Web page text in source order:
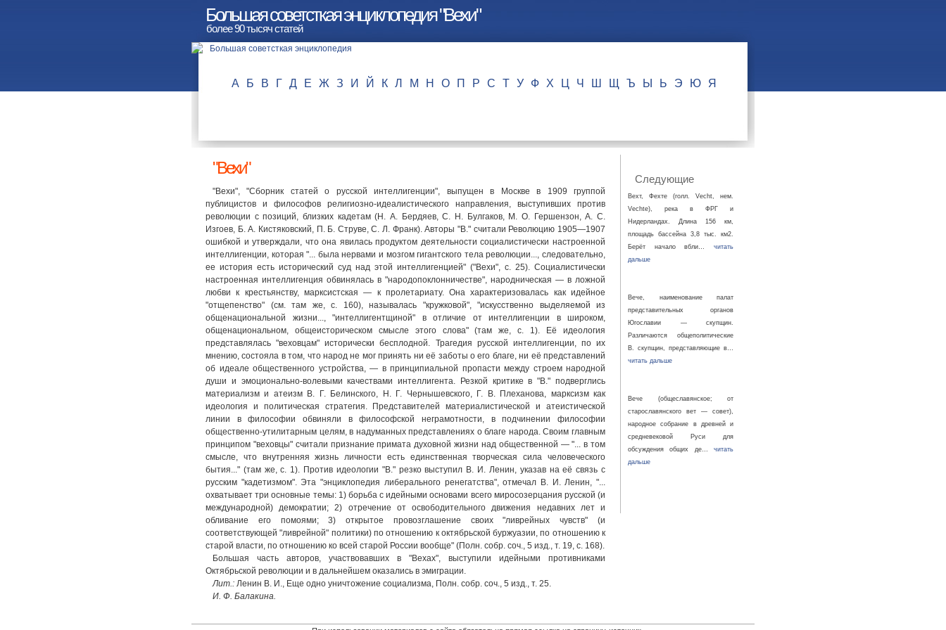
Большая советсткая энциклопедия "Вехи"
более 90 тысяч статей
А Б В Г Д Е Ж З И Й К Л М Н О П Р С Т У Ф Х Ц Ч Ш Щ Ъ Ы Ь Э Ю Я
"Вехи"
"Вехи", "Сборник статей о русской интеллигенции", выпущен в Москве в 1909 группой
публицистов и философов религиозно-идеалистического направления, выступивших против
революции с позиций, близких кадетам (Н. А. Бердяев, С. Н. Булгаков, М. О. Гершензон, А. С.
Изгоев, Б. А. Кистяковский, П. Б. Струве, С. Л. Франк). Авторы "В." считали Революцию 1905—1907
ошибкой и утверждали, что она явилась продуктом деятельности социалистически настроенной
интеллигенции, которая "... была нервами и мозгом гигантского тела революции..., следовательно,
ее история есть исторический суд над этой интеллигенцией" ("Вехи", с. 25). Социалистически
настроенная интеллигенция обвинялась в "народопоклонничестве", народническая — в ложной
любви к крестьянству, марксистская — к пролетариату. Она характеризовалась как идейное
"отщепенство" (см. там же, с. 160), называлась "кружковой", "искусственно выделяемой из
общенациональной жизни..., "интеллигентщиной" в отличие от интеллигенции в широком,
общенациональном, общеисторическом смысле этого слова" (там же, с. 1). Её идеология
представлялась "веховцам" исторически бесплодной. Трагедия русской интеллигенции, по их
мнению, состояла в том, что народ не мог принять ни её заботы о его благе, ни её представлений
об идеале общественного устройства, — в принципиальной пропасти между строем народной
души и эмоционально-волевыми качествами интеллигента. Резкой критике в "В." подверглись
материализм и атеизм В. Г. Белинского, Н. Г. Чернышевского, Г. В. Плеханова, марксизм как
идеология и политическая стратегия. Представителей материалистической и атеистической
линии в философии обвиняли в философской неграмотности, в подчинении философии
общественно-утилитарным целям, в надуманных представлениях о благе народа. Своим главным
принципом "веховцы" считали признание примата духовной жизни над общественной — "... в том
смысле, что внутренняя жизнь личности есть единственная творческая сила человеческого
бытия..." (там же, с. 1). Против идеологии "В." резко выступил В. И. Ленин, указав на её связь с
русским "кадетизмом". Эта "энциклопедия либерального ренегатства", отмечал В. И. Ленин, "...
охватывает три основные темы: 1) борьба с идейными основами всего миросозерцания русской (и
международной) демократии; 2) отречение от освободительного движения недавних лет и
обливание его помоями; 3) открытое провозглашение своих "ливрейных чувств" (и
соответствующей "ливрейной" политики) по отношению к октябрьской буржуазии, по отношению к
старой власти, по отношению ко всей старой России вообще" (Полн. собр. соч., 5 изд., т. 19, с. 168).
Большая часть авторов, участвовавших в "Вехах", выступили идейными противниками
Октябрьской революции и в дальнейшем оказались в эмиграции.
Лит.: Ленин В. И., Еще одно уничтожение социализма, Полн. собр. соч., 5 изд., т. 25.
И. Ф. Балакина.
Следующие
Вехт, Фехте (голл. Vecht, нем.
Vechte), река в ФРГ и
Нидерландах. Длина 156 км,
площадь бассейна 3,8 тыс. км2.
Берёт начало вбли… читать
дальше
Вече, наименование палат
представительных органов
Югославии — скупщин.
Различаются общеполитические
В. скупщин, представляющие в…
читать дальше
Вече (общеславянское; от
старославянского вет — совет),
народное собрание в древней и
средневековой Руси для
обсуждения общих де… читать
дальше